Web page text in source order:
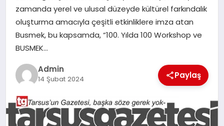
MERSIN
EĞITIM
İLETIŞIM
zamanda yerel ve ulusal düzeyde kültürel farkındalık
oluşturma amacıyla çeşitli etkinliklere imza atan
Busmek, bu kapsamda, “100. Yılda 100 Workshop ve
BUSMEK…
Admin
14 Şubat 2024 Paylaş